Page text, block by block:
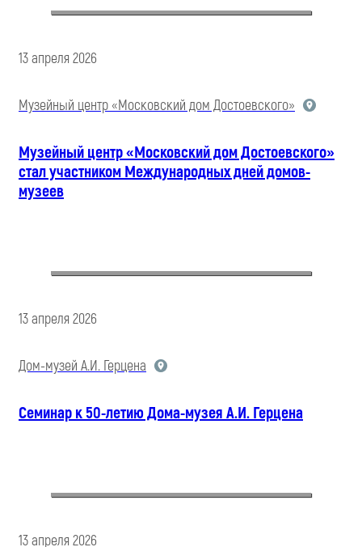
13 апреля 2026
Музейный центр «Московский дом Достоевского»
Музейный центр «Московский дом Достоевского»
стал участником Международных дней домов-
музеев
13 апреля 2026
Дом-музей А.И. Герцена
Семинар к 50-летию Дома-музея А.И. Герцена
13 апреля 2026